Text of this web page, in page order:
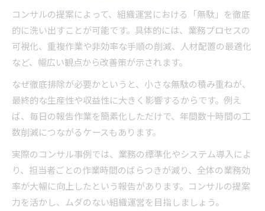
コンサルの提案によって、組織運営における「無駄」を徹底
的に洗い出すことが可能です。具体的には、業務プロセスの
可視化、重複作業や非効率な手順の削減、人材配置の最適化
など、幅広い観点から改善策が示されます。
なぜ徹底排除が必要かというと、小さな無駄の積み重ねが、
最終的な生産性や収益性に大きく影響するからです。例え
ば、毎日の報告作業を簡素化しただけで、年間数十時間の工
数削減につながるケースもあります。
実際のコンサル事例では、業務の標準化やシステム導入によ
り、担当者ごとの作業時間のばらつきが減り、全体の業務効
率が大幅に向上したという報告があります。コンサルの提案
力を活かし、ムダのない組織運営を目指しましょう。